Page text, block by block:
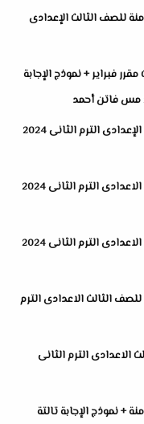
للصف الثالث الإعدادى
فبراير + نموذج الإجابة
امتحان علوم الوحدة الأولى للصف الثالث الإعدادى الترم الثانى 2024
امتحان علوم الوحدة الاولى للصف الثالث الاعدادى الترم الثانى 2024
امتحان علوم الوحدة الاولى للصف الثالث الاعدادى الترم الثانى 2024
الثالث الاعدادى الترم
الاعدادى الترم الثانى
+ نموذج الإجابة تالتة